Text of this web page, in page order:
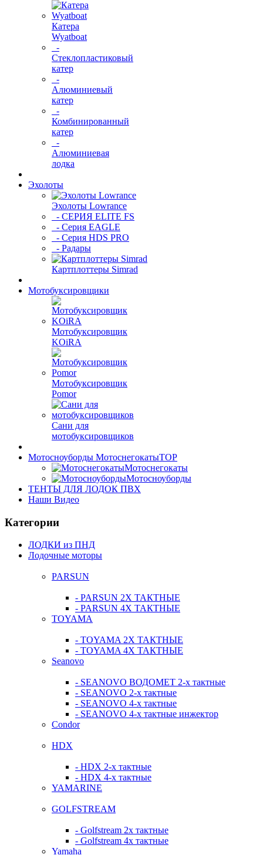
Катера
Wyatboat
-
Cтеклопластиковый
катер
-
Алюминиевый
катер
-
Комбинированный
катер
-
Алюминиевая
лодка
Эхолоты
Эхолоты Lowrance
- СЕРИЯ ELITE FS
- Серия EAGLE
- Серия HDS PRO
- Радары
Картплоттеры Simrad
Мотобуксировщики
Мотобуксировщик
KOiRA
Мотобуксировщик
Pomor
Сани для
мотобуксировщиков
Мотосноуборды МотоснегокатыTOP
Мотоснегокаты
Мотосноуборды
ТЕНТЫ ДЛЯ ЛОДОК ПВХ
Наши Видео
Категории
ЛОДКИ из ПНД
Лодочные моторы
PARSUN
- PARSUN 2Х ТАКТНЫЕ
- PARSUN 4Х ТАКТНЫЕ
TOYAMA
- TOYAMA 2Х ТАКТНЫЕ
- TOYAMA 4Х ТАКТНЫЕ
Seanovo
- SEANOVO ВОДОМЕТ 2-х тактные
- SEANOVO 2-х тактные
- SEANOVO 4-х тактные
- SEANOVO 4-х тактные инжектор
Condor
HDX
- HDX 2-х тактные
- HDX 4-х тактные
YAMARINE
GOLFSTREAM
- Golfstream 2х тактные
- Golfstream 4х тактные
Yamaha